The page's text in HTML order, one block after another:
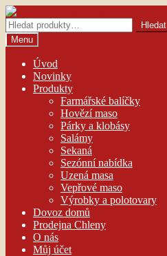
Přeskočit
na
navigaci
Přejít
k
obsahu
webu
Hledat:
Hledat
Menu
Úvod
Novinky
Produkty
Farmářské balíčky
Hovězí maso
Párky a klobásy
Salámy
Sekaná
Sezónní nabídka
Uzená masa
Vepřové maso
Výrobky a polotovary
Dovoz domů
Prodejna Chleny
O nás
Můj účet